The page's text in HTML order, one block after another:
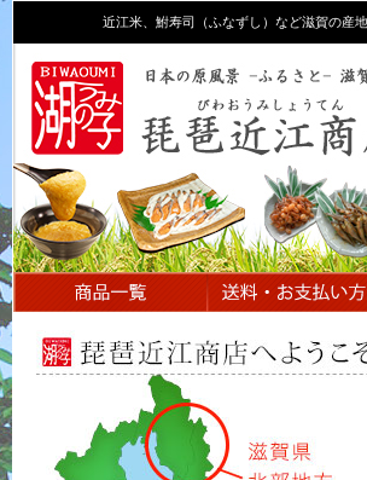
近江米、鮒寿司（ふなずし）など滋賀の産